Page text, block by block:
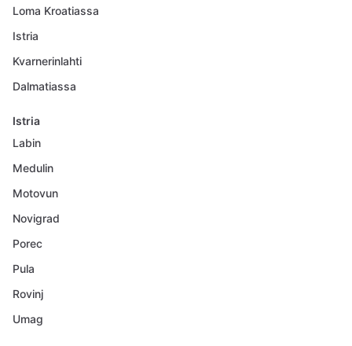
Loma Kroatiassa
Istria
Kvarnerinlahti
Dalmatiassa
Istria
Labin
Medulin
Motovun
Novigrad
Porec
Pula
Rovinj
Umag